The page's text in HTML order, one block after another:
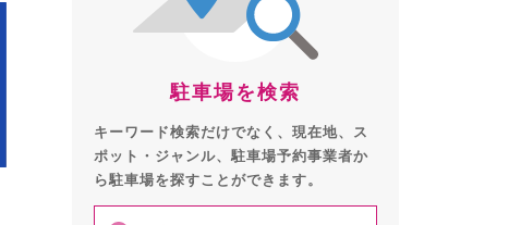
駐車場を検索
キーワード検索だけでなく、現在地、ス
ポット・ジャンル、駐車場予約事業者か
ら駐車場を探すことができます。